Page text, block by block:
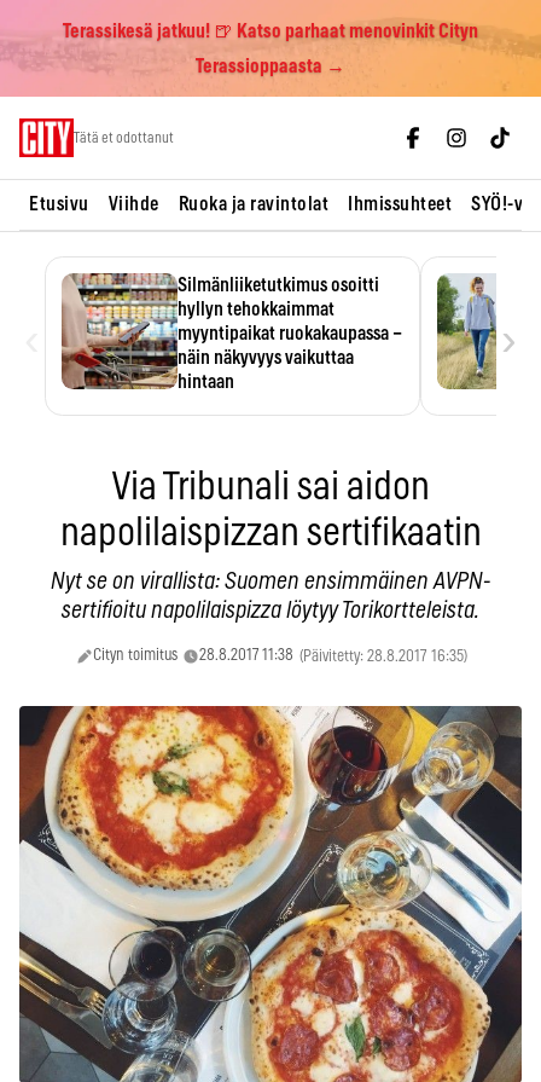
Terassikesä jatkuu! 🍺 Katso parhaat menovinkit Cityn
Terassioppaasta →
Tätä et odottanut
Etusivu Viihde Ruoka ja ravintolat Ihmissuhteet SYÖ!-
Silmänliiketutkimus osoitti
hyllyn tehokkaimmat
myyntipaikat ruokakaupassa –
näin näkyvyys vaikuttaa
hintaan
›
Via Tribunali sai aidon
napolilaispizzan sertifikaatin
Nyt se on virallista: Suomen ensimmäinen AVPN-
sertifioitu napolilaispizza löytyy Torikortteleista.
Cityn toimitus 28.8.2017 11:38 (Päivitetty: 28.8.2017 16:35)